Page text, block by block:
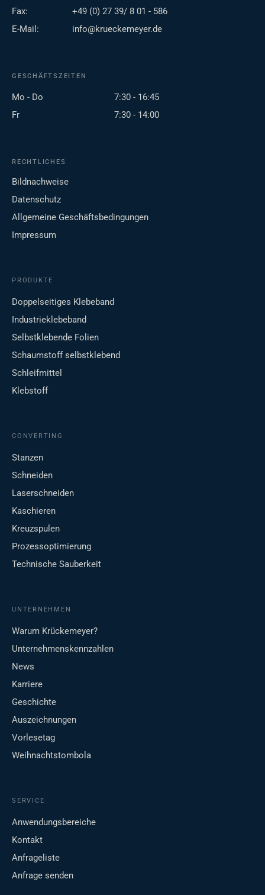
Fax:
+49 (0) 27 39/ 8 01 - 586
E-Mail:
info@krueckemeyer.de
GESCHÄFTSZEITEN
Mo - Do
7:30 - 16:45
Fr
7:30 - 14:00
RECHTLICHES
Bildnachweise
Datenschutz
Allgemeine Geschäftsbedingungen
Impressum
PRODUKTE
Doppelseitiges Klebeband
Industrieklebeband
Selbstklebende Folien
Schaumstoff selbstklebend
Schleifmittel
Klebstoff
CONVERTING
Stanzen
Schneiden
Laserschneiden
Kaschieren
Kreuzspulen
Prozessoptimierung
Technische Sauberkeit
UNTERNEHMEN
Warum Krückemeyer?
Unternehmenskennzahlen
News
Karriere
Geschichte
Auszeichnungen
Vorlesetag
Weihnachtstombola
SERVICE
Anwendungsbereiche
Kontakt
Anfrageliste
Anfrage senden